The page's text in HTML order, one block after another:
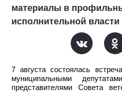
материалы в
исполнительной
7 августа состоялась
муниципальными
представителями Совета